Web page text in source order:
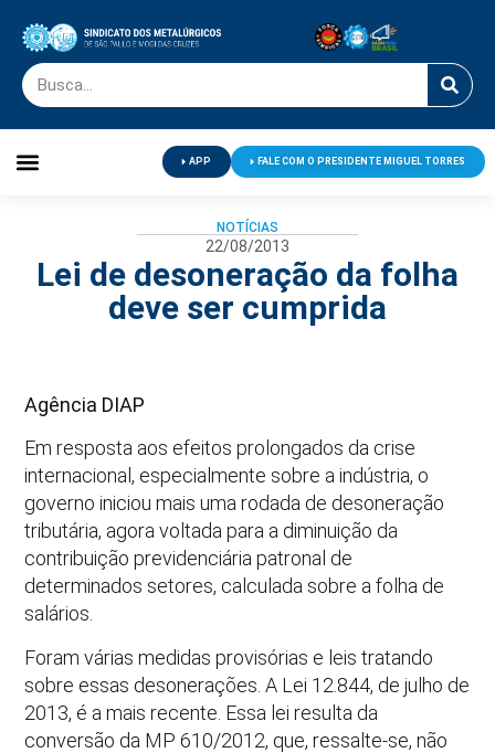
APP FALE COM O PRESIDENTE MIGUEL TORRES
NOTÍCIAS
22/08/2013
Lei de desoneração da folha
deve ser cumprida
Agência DIAP
Em resposta aos efeitos prolongados da crise
internacional, especialmente sobre a indústria, o
governo iniciou mais uma rodada de desoneração
tributária, agora voltada para a diminuição da
contribuição previdenciária patronal de
determinados setores, calculada sobre a folha de
salários.
Foram várias medidas provisórias e leis tratando
sobre essas desonerações. A Lei 12.844, de julho de
2013, é a mais recente. Essa lei resulta da
conversão da MP 610/2012, que, ressalte-se, não